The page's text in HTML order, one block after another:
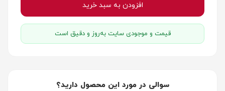
افزودن به سبد خرید
قیمت و موجودی سایت به‌روز و دقیق است
سوالی در مورد این محصول دارید؟